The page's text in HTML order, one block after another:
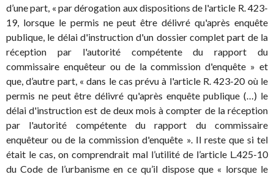
d’une part, « par dérogation aux dispositions de l'article R. 423-
19, lorsque le permis ne peut être délivré qu'après enquête
publique, le délai d'instruction d'un dossier complet part de la
réception par l'autorité compétente du rapport du
commissaire enquêteur ou de la commission d'enquête » et
que, d’autre part, « dans le cas prévu à l'article R. 423-20 où le
permis ne peut être délivré qu'après enquête publique (…) le
délai d'instruction est de deux mois à compter de la réception
par l'autorité compétente du rapport du commissaire
enquêteur ou de la commission d'enquête ». Il reste que si tel
était le cas, on comprendrait mal l’utilité de l’article L.425-10
du Code de l’urbanisme en ce qu’il dispose que « lorsque le